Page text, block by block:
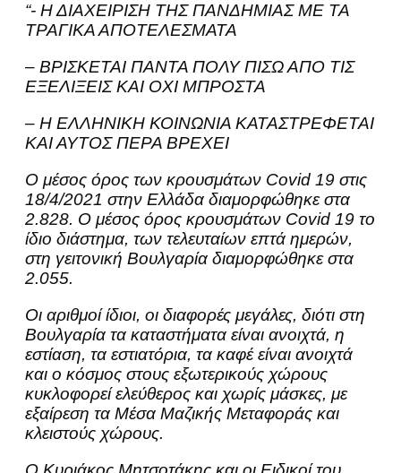
“- Η ΔΙΑΧΕΙΡΙΣΗ ΤΗΣ ΠΑΝΔΗΜΙΑΣ ΜΕ ΤΑ
ΤΡΑΓΙΚΑ ΑΠΟΤΕΛΕΣΜΑΤΑ
– ΒΡΙΣΚΕΤΑΙ ΠΑΝΤΑ ΠΟΛΥ ΠΙΣΩ ΑΠΟ ΤΙΣ
ΕΞΕΛΙΞΕΙΣ ΚΑΙ ΟΧΙ ΜΠΡΟΣΤΑ
– Η ΕΛΛΗΝΙΚΗ ΚΟΙΝΩΝΙΑ ΚΑΤΑΣΤΡΕΦΕΤΑΙ
ΚΑΙ ΑΥΤΟΣ ΠΕΡΑ ΒΡΕΧΕΙ
O μέσος όρος των κρουσμάτων Covid 19 στις
18/4/2021 στην Ελλάδα διαμορφώθηκε στα
2.828. Ο μέσος όρος κρουσμάτων Covid 19 το
ίδιο διάστημα, των τελευταίων επτά ημερών,
στη γειτονική Βουλγαρία διαμορφώθηκε στα
2.055.
Οι αριθμοί ίδιοι, οι διαφορές μεγάλες, διότι στη
Βουλγαρία τα καταστήματα είναι ανοιχτά, η
εστίαση, τα εστιατόρια, τα καφέ είναι ανοιχτά
και ο κόσμος στους εξωτερικούς χώρους
κυκλοφορεί ελεύθερος και χωρίς μάσκες, με
εξαίρεση τα Μέσα Μαζικής Μεταφοράς και
κλειστούς χώρους.